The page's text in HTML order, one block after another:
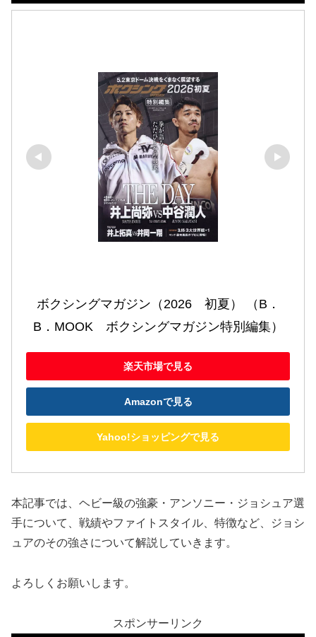
ボクシングマガジン（2026　初夏） （B．
B．MOOK　ボクシングマガジン特別編集）
楽天市場で見る
Amazonで見る
Yahoo!ショッピングで見る
本記事では、ヘビー級の強豪・アンソニー・ジョシュア選
手について、戦績やファイトスタイル、特徴など、ジョシ
ュアのその強さについて解説していきます。
よろしくお願いします。
スポンサーリンク